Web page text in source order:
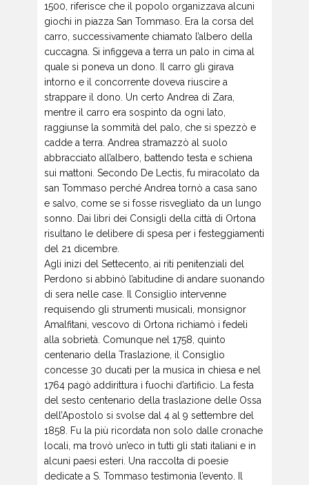
1500, riferisce che il popolo organizzava alcuni
giochi in piazza San Tommaso. Era la corsa del
carro, successivamente chiamato l’albero della
cuccagna. Si infiggeva a terra un palo in cima al
quale si poneva un dono. Il carro gli girava
intorno e il concorrente doveva riuscire a
strappare il dono. Un certo Andrea di Zara,
mentre il carro era sospinto da ogni lato,
raggiunse la sommità del palo, che si spezzò e
cadde a terra. Andrea stramazzò al suolo
abbracciato all’albero, battendo testa e schiena
sui mattoni. Secondo De Lectis, fu miracolato da
san Tommaso perché Andrea tornò a casa sano
e salvo, come se si fosse risvegliato da un lungo
sonno. Dai libri dei Consigli della città di Ortona
risultano le delibere di spesa per i festeggiamenti
del 21 dicembre.
Agli inizi del Settecento, ai riti penitenziali del
Perdono si abbinò l’abitudine di andare suonando
di sera nelle case. Il Consiglio intervenne
requisendo gli strumenti musicali, monsignor
Amalfitani, vescovo di Ortona richiamò i fedeli
alla sobrietà. Comunque nel 1758, quinto
centenario della Traslazione, il Consiglio
concesse 30 ducati per la musica in chiesa e nel
1764 pagò addirittura i fuochi d’artificio. La festa
del sesto centenario della traslazione delle Ossa
dell’Apostolo si svolse dal 4 al 9 settembre del
1858. Fu la più ricordata non solo dalle cronache
locali, ma trovò un’eco in tutti gli stati italiani e in
alcuni paesi esteri. Una raccolta di poesie
dedicate a S. Tommaso testimonia l’evento. Il